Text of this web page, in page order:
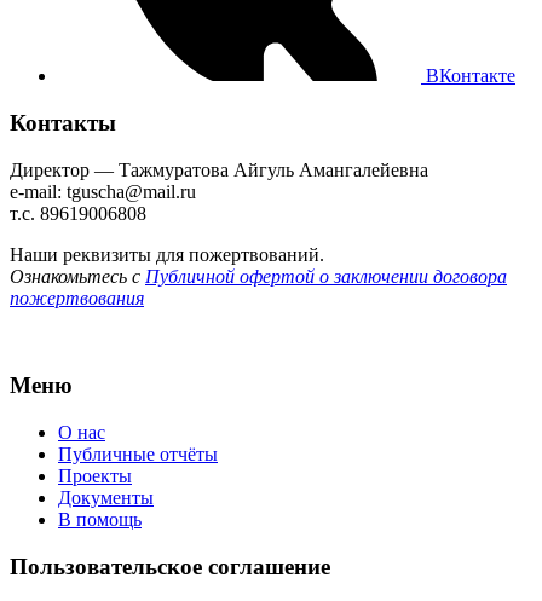
ВКонтакте
Контакты
Директор — Тажмуратова Айгуль Амангалейевна
e-mail: tguscha@mail.ru
т.с. 89619006808
Наши реквизиты для пожертвований.
Ознакомьтесь с Публичной офертой о заключении договора
пожертвования
Меню
О нас
Публичные отчёты
Проекты
Документы
В помощь
Пользовательское соглашение